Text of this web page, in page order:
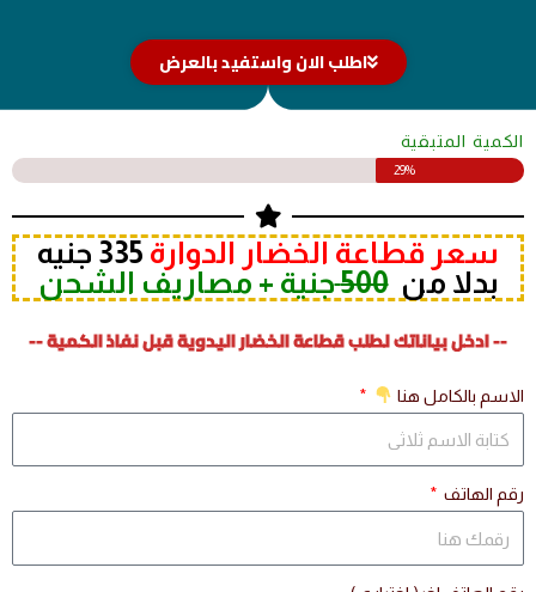
اطلب الان واستفيد بالعرض
الكمية المتبقية
29%
سعر قطاعة الخضار الدوارة
335 جنيه
بدلا من 500جنية + مصاريف الشحن
-- ادخل بياناتك لطلب قطاعة الخضار اليدوية قبل نفاذ الكمية --
الاسم بالكامل هنا
رقم الهاتف